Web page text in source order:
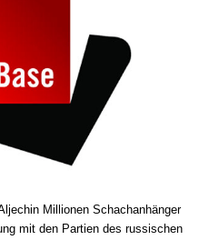
Millionen Schachanhänger
mit den Partien des russischen